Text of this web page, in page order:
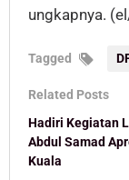
ungkapnya.
Tagged
Related Posts
Hadiri Kegiatan
Abdul Samad
Kuala